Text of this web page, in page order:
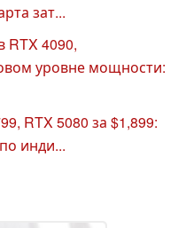
зат...
RTX 4090,
уровне мощности:
RTX 5080 за $1,899:
инди...